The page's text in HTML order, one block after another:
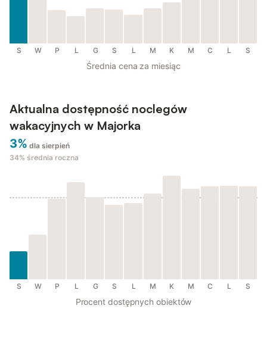
S W P L G S L M K M C L S
Średnia cena za miesiąc
Aktualna dostępność noclegów
wakacyjnych w Majorka
3% dla sierpień
34% średnia roczna
S W P L G S L M K M C L S
Procent dostępnych obiektów